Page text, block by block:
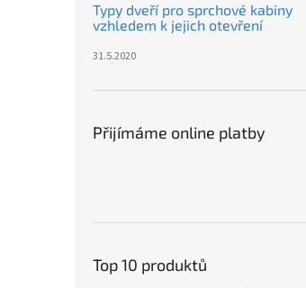
Typy dveří pro sprchové kabiny
vzhledem k jejich otevření
31.5.2020
Přijímáme online platby
Top 10 produktů